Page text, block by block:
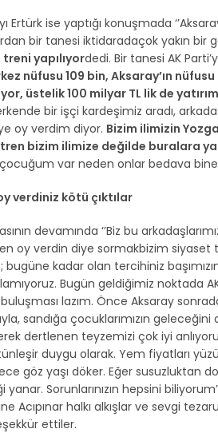
Ertürk ise yaptığı konuşmada
bir tanesi iktidaradaçok yakın bir
treni yapılıyordedi. Bir tanesi AK
nüfusu 109 bin, Aksaray’ın
üstelik 100 milyar TL lik de
bir işçi kardeşimiz aradı,
oy verdim diyor. Bizim ilimizin
tren bizim ilimize değilde buralara
var neden onlar bedava
verdiniz kötü çıktılar
devamında ‘’Biz bu
oy verdin diye sormakbizim siyaset
kadar olan tercihiniz
Bugün geldiğimiz noktada
lazım. Önce Aksaray
sandığa çocuklarımızın
dertlenen teyzemizi çok iyi
duygu olarak. Yem fiyatları
göz yaşı döker. Eğer susuzluktan
yanar. Sorunlarınızın hepsini
Acıpınar halkı alkışlar ve sevgi
ettiler.